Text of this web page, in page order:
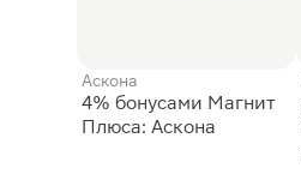
Аскона
4% бонусами Магнит
Плюса: Аскона